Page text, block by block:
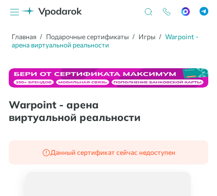
Главная Подарочные сертификаты Игры
Warpoint -
арена виртуальной реальности
Warpoint - арена
виртуальной реальности
Данный сертификат сейчас недоступен